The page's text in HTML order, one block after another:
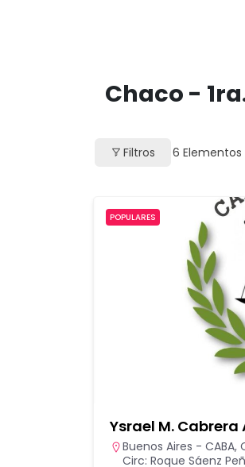
Chaco -
Filtros 6
POPULARES
Ysrael M. Cabrera
Buenos Aires - CABA,
Circ: Roque Sáenz